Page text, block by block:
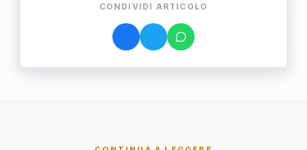
CONDIVIDI ARTICOLO